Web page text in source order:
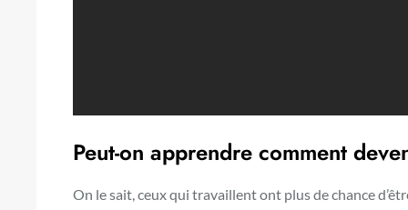
Peut-on apprendre comment
On le sait, ceux qui travaillent ont plus de chance